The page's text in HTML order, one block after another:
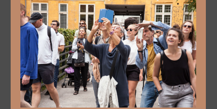
Arkiv
Nyhedsbrev
Kalender
Kontakt
Dansk
English
Om Os
Blog
Arkiv
Nyhedsbrev